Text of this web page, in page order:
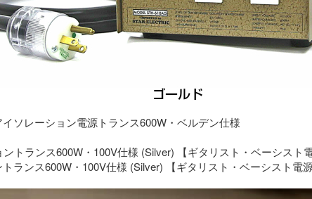
ソレーション電源トランス600W・ベルデン仕様
ランス600W・100V仕様 (Silver) 【ギタリスト・ベーシスト電